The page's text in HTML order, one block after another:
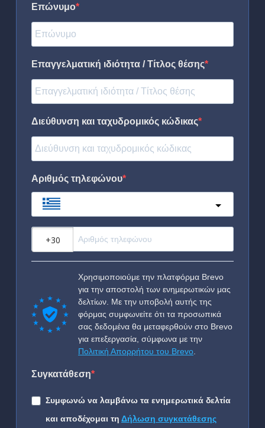
Επώνυμο
Επαγγελματική ιδιότητα / Τίτλος θέσης
Διεύθυνση και ταχυδρομικός κώδικας
Αριθμός τηλεφώνου
Χρησιμοποιούμε την πλατφόρμα Brevo
για την αποστολή των ενημερωτικών μας
δελτίων. Με την υποβολή αυτής της
φόρμας συμφωνείτε ότι τα προσωπικά
σας δεδομένα θα μεταφερθούν στο Brevo
για επεξεργασία, σύμφωνα με την
Πολιτική Απορρήτου του Brevo
Συγκατάθεση
Συμφωνώ να λαμβάνω τα ενημερωτικά δελτία
και αποδέχομαι τη Δήλωση συγκατάθεσης